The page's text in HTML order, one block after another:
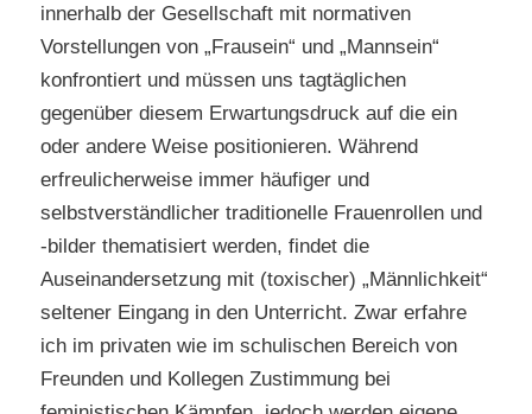
innerhalb der Gesellschaft mit normativen
Vorstellungen von „Frausein“ und „Mannsein“
konfrontiert und müssen uns tagtäglichen
gegenüber diesem Erwartungsdruck auf die ein
oder andere Weise positionieren. Während
erfreulicherweise immer häufiger und
selbstverständlicher traditionelle Frauenrollen und
-bilder thematisiert werden, findet die
Auseinandersetzung mit (toxischer) „Männlichkeit“
seltener Eingang in den Unterricht. Zwar erfahre
ich im privaten wie im schulischen Bereich von
Freunden und Kollegen Zustimmung bei